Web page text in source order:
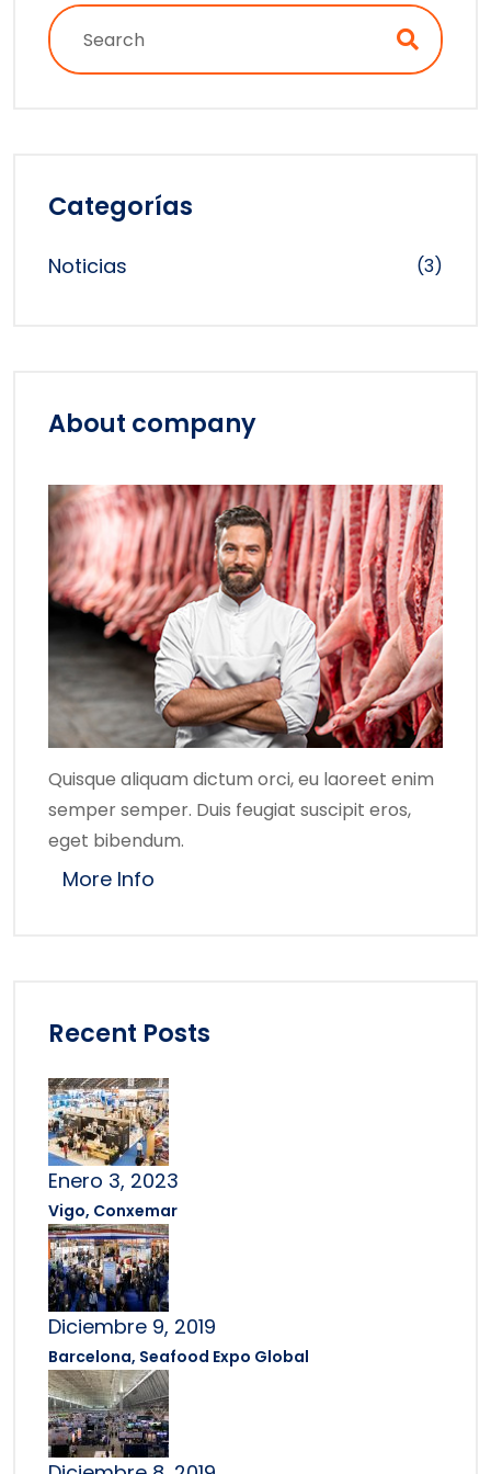
Categorías
Noticias (3)
About company
Quisque aliquam dictum orci, eu laoreet enim
semper semper. Duis feugiat suscipit eros,
eget bibendum.
More Info
Recent Posts
Enero 3, 2023
Vigo, Conxemar
Diciembre 9, 2019
Barcelona, Seafood Expo Global